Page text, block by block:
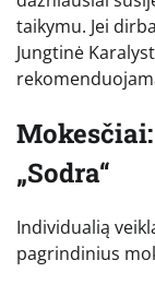
taikymu. Jei
Jungtinė
„Sodra“
Individualią
pagrindinius